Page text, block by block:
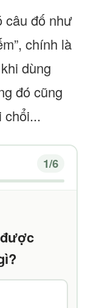
câu đố như
chính là
dùng
đó cũng
chổi...
1/6